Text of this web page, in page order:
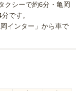
クシーで約6分・亀岡
分です。
インター」から車で